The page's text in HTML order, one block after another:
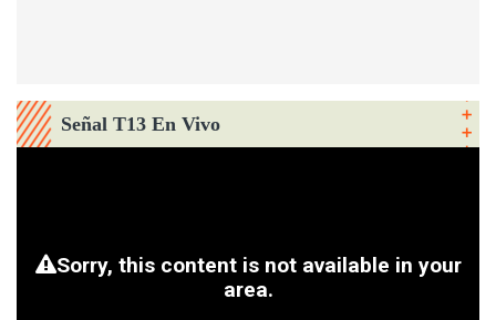
Señal T13 En Vivo